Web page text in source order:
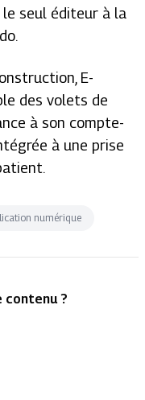
le seul éditeur à la
E-
des volets de
à son compte-
à une prise
numérique
contenu ?